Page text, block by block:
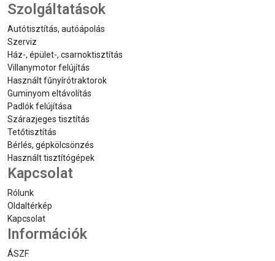
Szolgáltatások
Autótisztítás, autóápolás
Szerviz
Ház-, épület-, csarnoktisztítás
Villanymotor felújítás
Használt fűnyírótraktorok
Guminyom eltávolítás
Padlók felújítása
Szárazjeges tisztítás
Tetőtisztítás
Bérlés, gépkölcsönzés
Használt tisztítógépek
Kapcsolat
Rólunk
Oldaltérkép
Kapcsolat
Információk
ÁSZF